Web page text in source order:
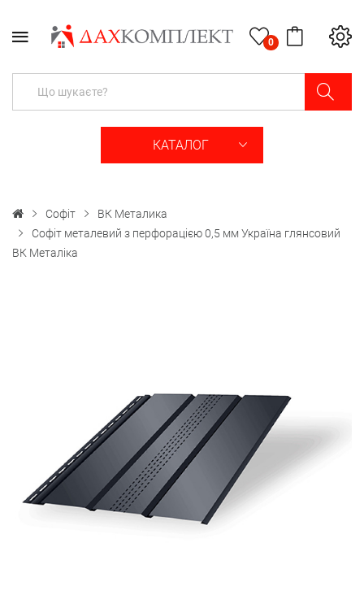
0
КАТАЛОГ
Софіт
ВК Металика
Софіт металевий з перфорацією 0,5 мм Україна глянсовий
ВК Металіка